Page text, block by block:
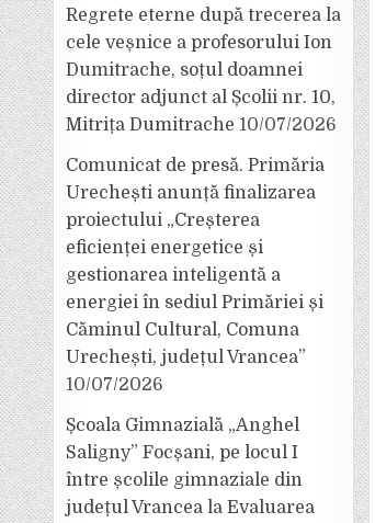
Regrete eterne după trecerea la
cele veșnice a profesorului Ion
Dumitrache, soțul doamnei
director adjunct al Școlii nr. 10,
Mitrița Dumitrache 10/07/2026
Comunicat de presă. Primăria
Urechești anunță finalizarea
proiectului „Creșterea
eficienței energetice și
gestionarea inteligentă a
energiei în sediul Primăriei și
Căminul Cultural, Comuna
Urechești, județul Vrancea”
10/07/2026
Școala Gimnazială „Anghel
Saligny” Focșani, pe locul I
între școlile gimnaziale din
județul Vrancea la Evaluarea